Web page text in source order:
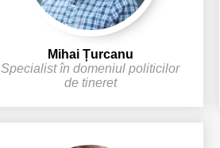
Mihai Țurcanu
Specialist în domeniul politicilor
de tineret